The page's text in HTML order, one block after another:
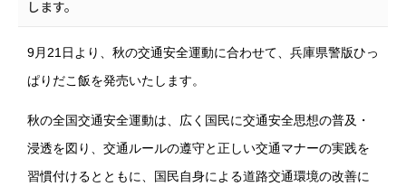
します。
9月21日より、秋の交通安全運動に合わせて、兵庫県警版ひっ
ぱりだこ飯を発売いたします。
秋の全国交通安全運動は、広く国民に交通安全思想の普及・
浸透を図り、交通ルールの遵守と正しい交通マナーの実践を
習慣付けるとともに、国民自身による道路交通環境の改善に